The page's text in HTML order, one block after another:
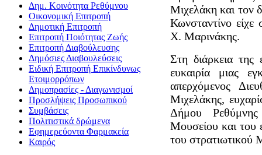
Δημ. Κοινότητα Ρεθύμνου
Οικονομική Επιτροπή
Δημοτική Επιτροπή
Επιτροπή Ποιότητας Ζωής
Επιτροπή Διαβούλευσης
Δημόσιες Διαβουλεύσεις
Ειδική Επιτροπή Επικίνδυνως
Ετοιμορρόπων
Δημοπρασίες - Διαγωνισμοί
Προσλήψεις Προσωπικού
Συμβάσεις
Πολιτιστικά δρώμενα
Εφημερεύοντα Φαρμακεία
Καιρός
Μιχελάκη και τον
Κωνσταντίνο
Χ. Μαρινάκης.
Στη διάρκεια της
ευκαιρία μιας
απερχόμενος
Μιχελάκης,
Δήμου
Μουσείου και του
του στρατιωτικού